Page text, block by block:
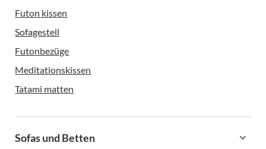
Futon kissen
Sofagestell
Futonbezüge
Meditationskissen
Tatami matten
Sofas und Betten